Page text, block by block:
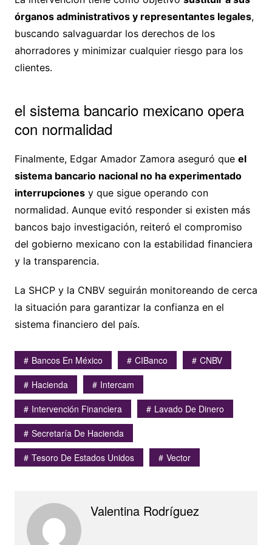
órganos administrativos y representantes legales,
buscando salvaguardar los derechos de los
ahorradores y minimizar cualquier riesgo para los
clientes.
el sistema bancario mexicano opera
con normalidad
Finalmente, Edgar Amador Zamora aseguró que el
sistema bancario nacional no ha experimentado
interrupcionesy que sigue operando con
normalidad. Aunque evitó responder si existen más
bancos bajo investigación, reiteró el compromiso
del gobierno mexicano con la estabilidad financiera
y la transparencia.
La SHCP y la CNBV seguirán monitoreando de cerca
la situación para garantizar la confianza en el
sistema financiero del país.
Bancos En México CIBanco
CNBV
Hacienda
Intercam
Intervención Financiera
Lavado De Dinero
Secretaría De Hacienda
Tesoro De Estados Unidos
Vector
Valentina Rodríguez